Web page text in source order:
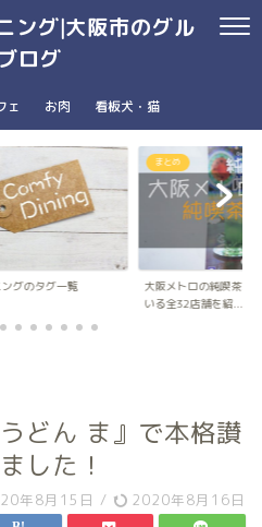
ング|大阪市のグル
ログ
ェ お肉 看板犬・猫
パンフレットに載って
南森町駅・大阪天満宮駅
台湾朝食専門店wanna
ナ）のメニュ...
どん ま』で本格讃
した！
年8月15日 / 2020年8月16日